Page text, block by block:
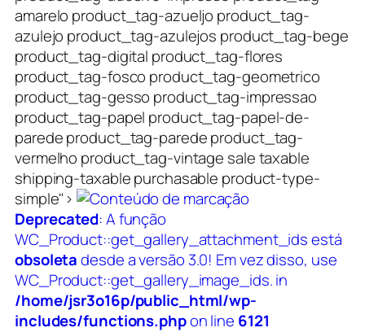
amarelo product_tag-azueljo product_tag-
azulejo product_tag-azulejos product_tag-bege
product_tag-digital product_tag-flores
product_tag-fosco product_tag-geometrico
product_tag-gesso product_tag-impressao
product_tag-papel product_tag-papel-de-
parede product_tag-parede product_tag-
vermelho product_tag-vintage sale taxable
shipping-taxable purchasable product-type-
simple">
Deprecated: A função
WC_Product::get_gallery_attachment_ids está
obsoletadesde a versão 3.0! Em vez disso, use
WC_Product::get_gallery_image_ids. in
/home/jsr3o16p/public_html/wp-
includes/functions.phpon line 6121